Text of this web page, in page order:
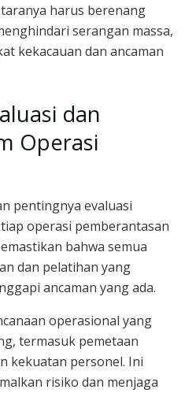
harus berenang
serangan massa,
kekacauan dan ancaman
dan
Operasi
pentingnya evaluasi
operasi pemberantasan
bahwa semua
dan pelatihan yang
ancaman yang ada.
operasional yang
termasuk pemetaan
kekuatan personel. Ini
risiko dan menjaga